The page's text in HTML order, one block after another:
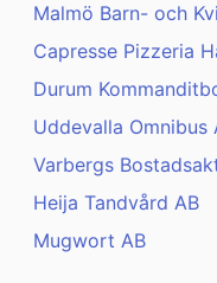
Malmö Barn- och
Capresse Pizzeria
Durum
Uddevalla Omnibus
Varbergs
Heija Tandvård AB
Mugwort AB